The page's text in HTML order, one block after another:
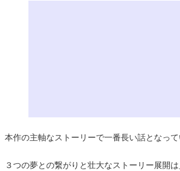
本作の主軸なストーリーで一番長い話となって
３つの夢との繋がりと壮大なストーリー展開